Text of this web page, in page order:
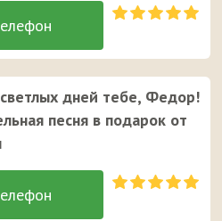
дней тебе, Федор!
песня в подарок от